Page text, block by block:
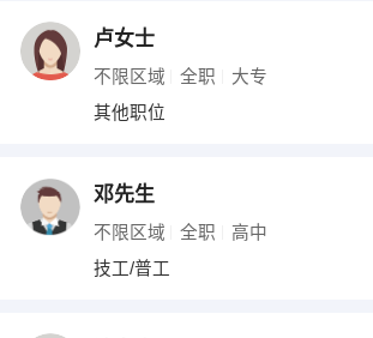
卢女士
不限区域 全职 大专
其他职位
邓先生
不限区域 全职 高中
技工/普工